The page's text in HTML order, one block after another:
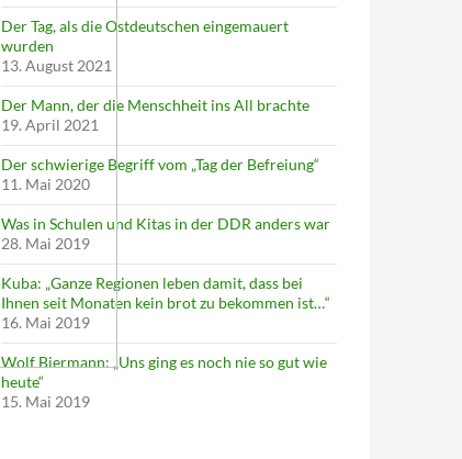
Der Tag, als die Ostdeutschen eingemauert
wurden
13. August 2021
Der Mann, der die Menschheit ins All brachte
19. April 2021
Der schwierige Begriff vom „Tag der Befreiung“
11. Mai 2020
Was in Schulen und Kitas in der DDR anders war
28. Mai 2019
Kuba: „Ganze Regionen leben damit, dass bei
Ihnen seit Monaten kein brot zu bekommen ist…“
16. Mai 2019
Wolf Biermann: „Uns ging es noch nie so gut wie
heute“
15. Mai 2019